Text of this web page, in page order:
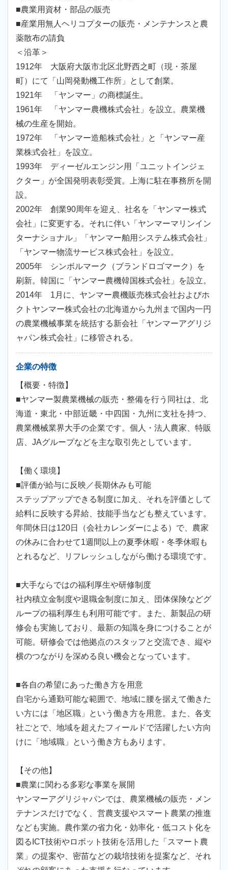
■農業用資材・部品の販売
■産業用無人ヘリコプターの販売・メンテナンスと農
薬散布の請負
＜沿革＞
1912年 大阪府大阪市北区北野西之町（現・茶屋
町）にて「山岡発動機工作所」として創業。
1921年 「ヤンマー」の商標誕生。
1961年 「ヤンマー農機株式会社」を設立。農業機
械の生産を開始。
1972年 「ヤンマー造船株式会社」と「ヤンマー産
業株式会社」を設立。
1993年 ディーゼルエンジン用「ユニットインジェ
クター」が全国発明表彰受賞。上海に駐在事務所を開
設。
2002年 創業90周年を迎え、社名を「ヤンマー株式
会社」に変更する。それに伴い「ヤンマーマリンイン
ターナショナル」「ヤンマー舶用システム株式会社」
「ヤンマー物流サービス株式会社」を設立。
2005年 シンボルマーク（ブランドロゴマーク）を
刷新。韓国に「ヤンマー農機韓国株式会社」を設立。
2014年 1月に、ヤンマー農機販売株式会社およびホ
クトヤンマー株式会社の北海道から九州まで国内一円
の農業機械事業を統括する新会社「ヤンマーアグリジ
ャパン株式会社」に移管される。
企業の特徴
【概要・特徴】
■ヤンマー製農業機械の販売・整備を行う同社は、北
海道・東北・中部近畿・中四国・九州に支社を持つ、
農業機械業界大手の企業です。個人・法人農家、特販
店、JAグループなどを主な取引先としています。
【働く環境】
■評価が給与に反映／長期休みも可能
ステップアップできる制度に加え、それを評価として
給料に反映する昇給、技能手当なども整えています。
年間休日は120日（会社カレンダーによる）で、農家
の休みに合わせて1週間以上の夏季休暇・冬季休暇も
とれるなど、リフレッシュしながら働ける環境です。
■大手ならではの福利厚生や研修制度
社内積立金制度や退職金制度に加え、団体保険などグ
ループの福利厚生も利用可能です。また、新製品の研
修会も実施しており、最新の知識を身につけることが
可能。研修会では他拠点のスタッフと交流でき、縦や
横のつながりを深める良い機会となっています。
■各自の希望にあった働き方を用意
自宅から通勤可能な範囲で、地域に腰を据えて働きた
い方には「地区職」という働き方を用意。また、各支
社ごとで、地域を超えたフィールドで活躍したい方向
けに「地域職」という働き方もあります。
【その他】
■農業に関わる多彩な事業を展開
ヤンマーアグリジャパンでは、農業機械の販売・メン
テナンスだけでなく、営農支援やスマート農業の推進
なども実施。農作業の省力化・効率化・低コスト化を
図るICT技術やロボット技術を活用した「スマート農
業」の提案や、密苗などの栽培技術を提案など、それ